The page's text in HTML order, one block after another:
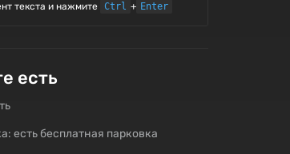
текста и нажмите Ctrl + Enter
есть
есть бесплатная парковка